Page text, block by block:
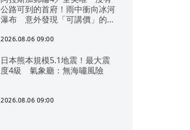
公路可到的首府！雨中衝向冰河
瀑布 意外發現「可講價」的質
2026.08.06 09:00
日本熊本規模5.1地震！最大震
度4級 氣象廳：無海嘯風險
2026.08.06 09:00